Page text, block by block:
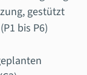
gestützt
bis P6)